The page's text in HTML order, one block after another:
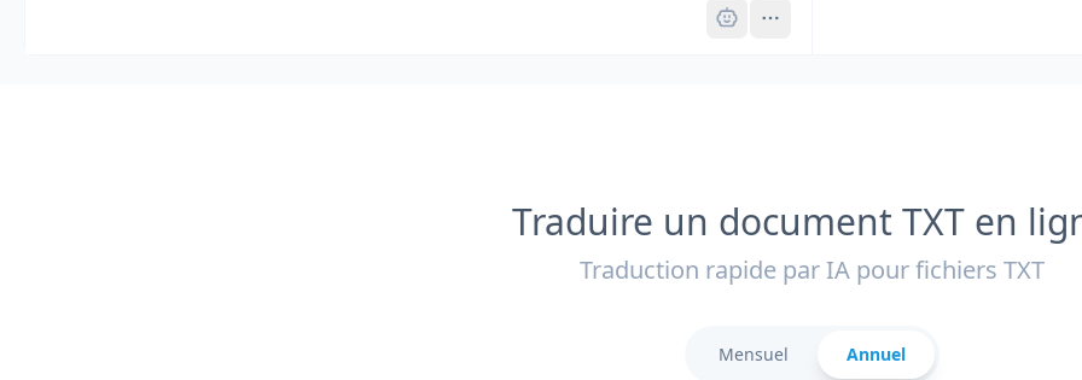
Traduire un document TXT en
Traduction rapide par IA pour fichiers TXT
Mensuel Annuel